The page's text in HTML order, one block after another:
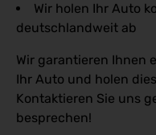
Wir holen Ihr Auto
deutschlandweit ab
Wir garantieren Ihnen
Ihr Auto und holen
Kontaktieren Sie uns
besprechen!